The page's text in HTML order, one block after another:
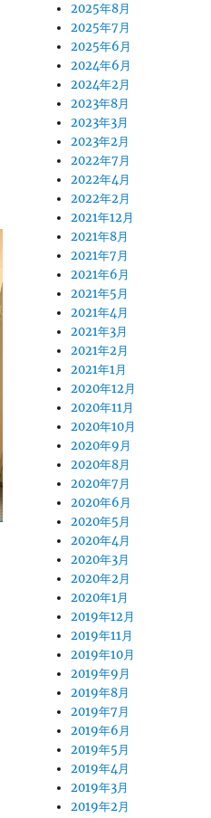
2025年8月
2025年7月
2025年6月
2024年6月
2024年2月
2023年8月
2023年3月
2023年2月
2022年7月
2022年4月
2022年2月
2021年12月
2021年8月
2021年7月
2021年6月
2021年5月
2021年4月
2021年3月
2021年2月
2021年1月
2020年12月
2020年11月
2020年10月
2020年9月
2020年8月
2020年7月
2020年6月
2020年5月
2020年4月
2020年3月
2020年2月
2020年1月
2019年12月
2019年11月
2019年10月
2019年9月
2019年8月
2019年7月
2019年6月
2019年5月
2019年4月
2019年3月
2019年2月